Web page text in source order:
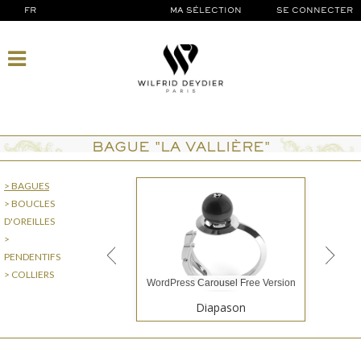
FR MA SÉLECTION SE CONNECTER
BAGUE "LA VALLIÈRE"
> BAGUES
> BOUCLES
D'OREILLES
>
PENDENTIFS
> COLLIERS
WordPress Carousel Free Version
Diapason